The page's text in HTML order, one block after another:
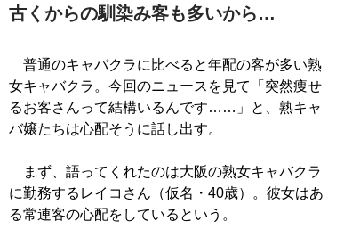
古くからの馴染み客も多いから…
普通のキャバクラに比べると年配の客が多い熟
女キャバクラ。今回のニュースを見て「突然痩せ
るお客さんって結構いるんです……」と、熟キャ
バ嬢たちは心配そうに話し出す。
まず、語ってくれたのは大阪の熟女キャバクラ
に勤務するレイコさん（仮名・40歳）。彼女はあ
る常連客の心配をしているという。